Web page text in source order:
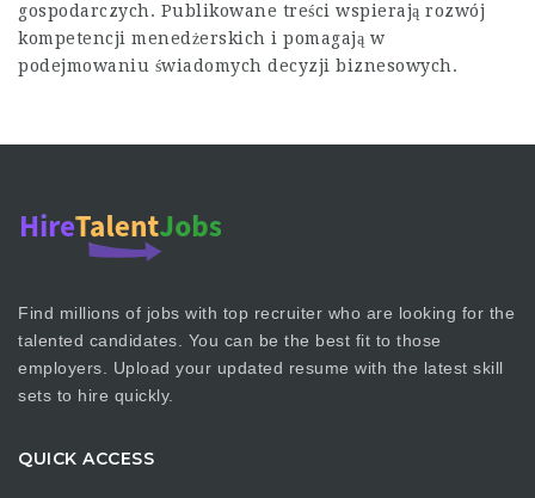
gospodarczych. Publikowane treści wspierają rozwój
kompetencji menedżerskich i pomagają w
podejmowaniu świadomych decyzji biznesowych.
Find millions of jobs with top recruiter who are looking for the
talented candidates. You can be the best fit to those
employers. Upload your updated resume with the latest skill
sets to hire quickly.
QUICK ACCESS